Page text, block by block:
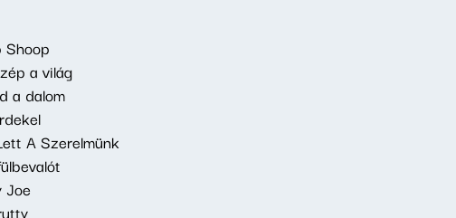
Shoop
a világ
a dalom
A Szerelmünk
Joe